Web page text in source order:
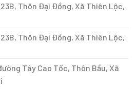
Thôn Đại Đồng, Xã Thiên Lộc,
Thôn Đại Đồng, Xã Thiên Lộc,
Tây Cao Tốc, Thôn Bầu, Xã